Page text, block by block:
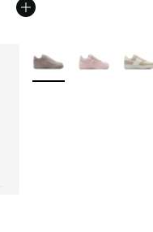
Plus de couleurs